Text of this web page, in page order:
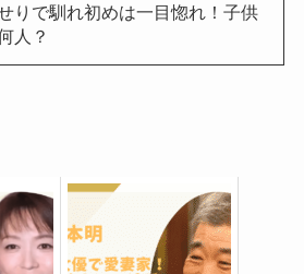
りで馴れ初めは一目惚れ！子供
人？